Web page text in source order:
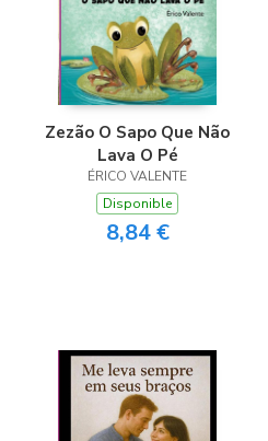
Zezão O Sapo Que Não
Lava O Pé
ÉRICO VALENTE
Disponible
8,84 €